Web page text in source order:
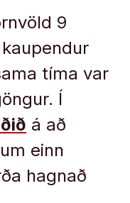
9
tíma var
Í
á að
einn
hagnað